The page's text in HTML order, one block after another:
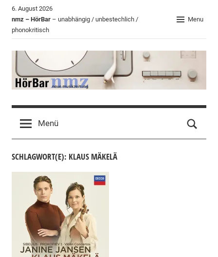
Zum
Inhalt
springen
6. August 2026
nmz – HörBar – unabhängig / unbestechlich /
phonokritisch
Menu
HörBar
der
nmz
Menü
SCHLAGWORT(E): KLAUS MÄKELÄ